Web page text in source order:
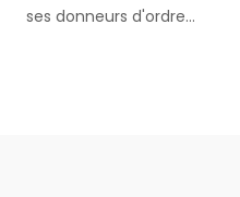
ses donneurs d'ordre...